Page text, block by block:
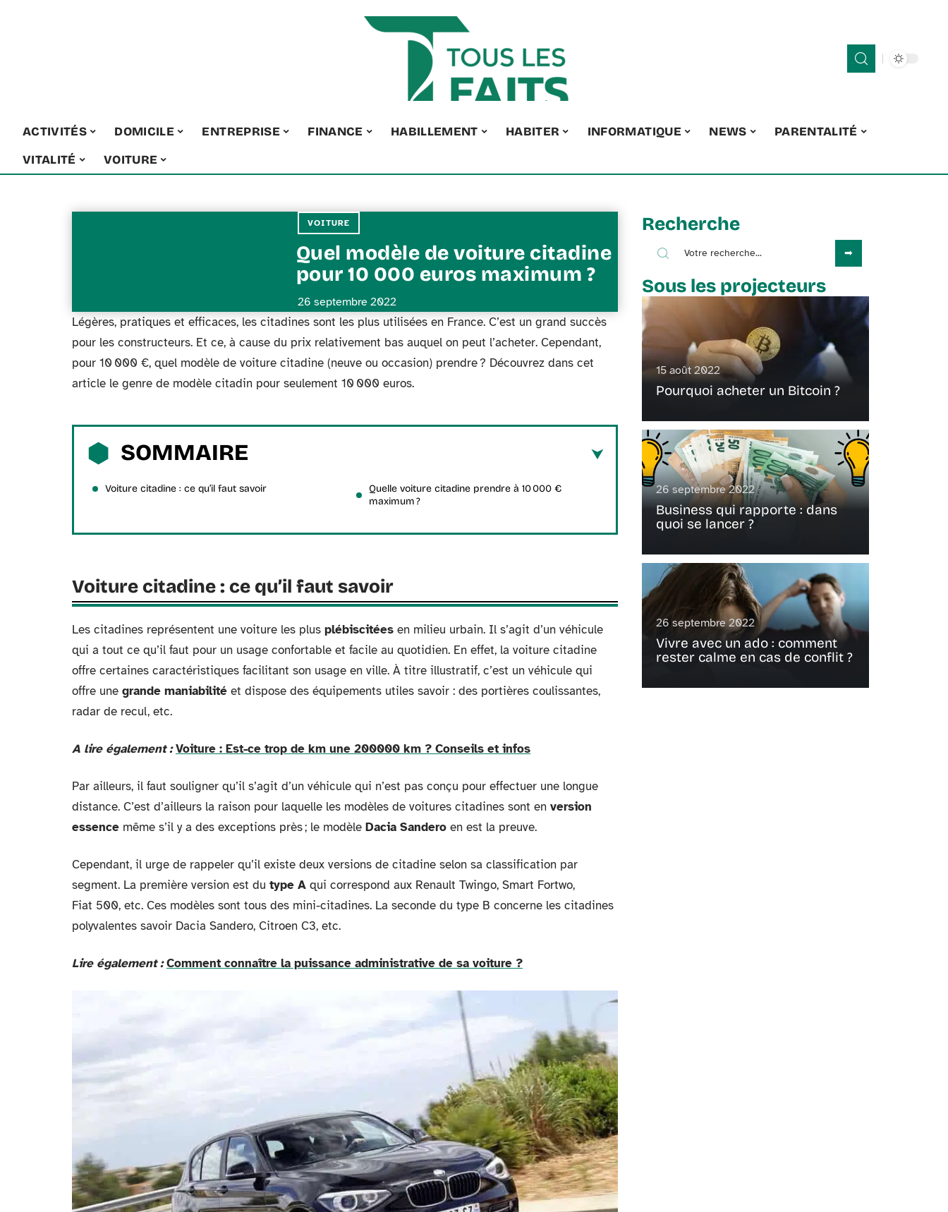
ACTIVITÉS DOMICILE ENTREPRISE FINANCE HABILLEMENT HABITER INFORMATIQUE NEWS
PARENTALITÉ
VITALITÉ
VOITURE
VOITURE
Quel modèle de voiture citadine
pour 10 000 euros maximum ?
26 septembre 2022
Légères, pratiques et efficaces, les citadines sont les plus utilisées en France. C’est un grand succès
pour les constructeurs. Et ce, à cause du prix relativement bas auquel on peut l’acheter. Cependant,
pour 10 000 €, quel modèle de voiture citadine (neuve ou occasion) prendre ? Découvrez dans cet
article le genre de modèle citadin pour seulement 10 000 euros.
SOMMAIRE
Voiture citadine : ce qu’il faut savoir
Quelle voiture citadine prendre à 10 000 €
maximum ?
Voiture citadine : ce qu’il faut savoir
Les citadines représentent une voiture les plus plébiscitées en milieu urbain. Il s’agit d’un véhicule
qui a tout ce qu’il faut pour un usage confortable et facile au quotidien. En effet, la voiture citadine
offre certaines caractéristiques facilitant son usage en ville. À titre illustratif, c’est un véhicule qui
offre une grande maniabilité et dispose des équipements utiles savoir : des portières coulissantes,
radar de recul, etc.
A lire également : Voiture : Est-ce trop de km une 200000 km ? Conseils et infos
Par ailleurs, il faut souligner qu’il s’agit d’un véhicule qui n’est pas conçu pour effectuer une longue
distance. C’est d’ailleurs la raison pour laquelle les modèles de voitures citadines sont en version
essence même s’il y a des exceptions près ; le modèle Dacia Sandero en est la preuve.
Cependant, il urge de rappeler qu’il existe deux versions de citadine selon sa classification par
segment. La première version est du type A qui correspond aux Renault Twingo, Smart Fortwo,
Fiat 500, etc. Ces modèles sont tous des mini-citadines. La seconde du type B concerne les citadines
polyvalentes savoir Dacia Sandero, Citroen C3, etc.
Lire également : Comment connaître la puissance administrative de sa voiture ?
Recherche
Sous les projecteurs
15 août 2022
Pourquoi acheter un Bitcoin ?
26 septembre 2022
Business qui rapporte : dans
quoi se lancer ?
26 septembre 2022
Vivre avec un ado : comment
rester calme en cas de conflit ?